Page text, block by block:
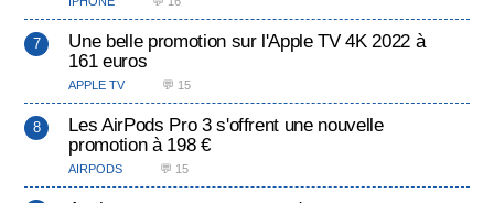
Une belle promotion sur l'Apple TV 4K 2022 à
161 euros
APPLE TV 💬 15
Les AirPods Pro 3 s'offrent une nouvelle
promotion à 198 €
AIRPODS 💬 15